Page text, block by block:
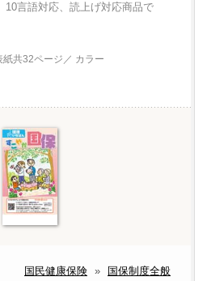
言語対応、読上げ対応商品で
紙共32ページ／ カラー
国民健康保険 » 国保制度全般